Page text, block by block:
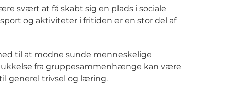
svært at få skabt sig en plads i sociale
og aktiviteter i fritiden er en stor del af
til at modne sunde menneskelige
fra gruppesammenhænge kan være
generel trivsel og læring.